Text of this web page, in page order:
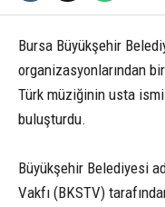
Bursa Büyükşehir
organizasyonlarından
Türk müziğinin usta
buluşturdu.
Büyükşehir Belediyesi
Vakfı (BKSTV)